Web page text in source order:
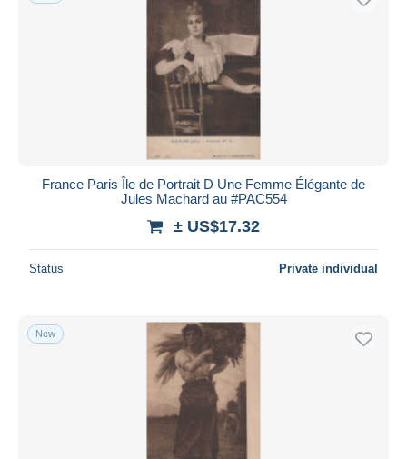
France Paris Île de Portrait D Une Femme Élégante de
Jules Machard au #PAC554
± US$17.32
Status Private individual
New